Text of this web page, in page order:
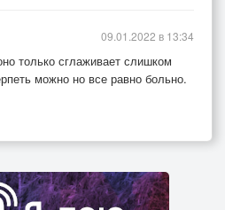
только сглаживает слишком
можно но все равно больно.
09.01.2022 в 13:34